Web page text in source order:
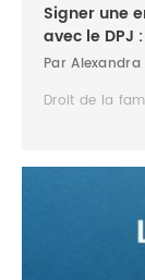
Signer une
avec le DPJ
Par Alexandra
Droit de la